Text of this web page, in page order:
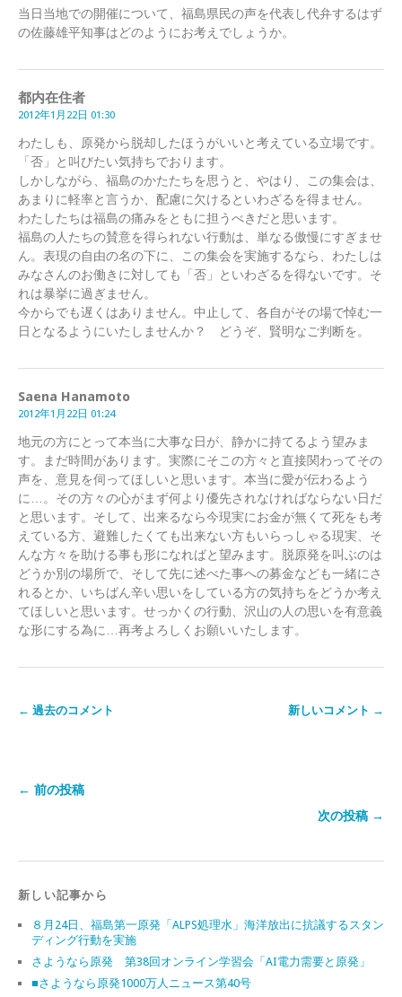
当日当地での開催について、福島県民の声を代表し代弁するはず
の佐藤雄平知事はどのようにお考えでしょうか。
都内在住者
2012年1月22日 01:30
わたしも、原発から脱却したほうがいいと考えている立場です。
「否」と叫びたい気持ちでおります。
しかしながら、福島のかたたちを思うと、やはり、この集会は、
あまりに軽率と言うか、配慮に欠けるといわざるを得ません。
わたしたちは福島の痛みをともに担うべきだと思います。
福島の人たちの賛意を得られない行動は、単なる傲慢にすぎませ
ん。表現の自由の名の下に、この集会を実施するなら、わたしは
みなさんのお働きに対しても「否」といわざるを得ないです。そ
れは暴挙に過ぎません。
今からでも遅くはありません。中止して、各自がその場で悼む一
日となるようにいたしませんか？ どうぞ、賢明なご判断を。
Saena Hanamoto
2012年1月22日 01:24
地元の方にとって本当に大事な日が、静かに持てるよう望みま
す。まだ時間があります。実際にそこの方々と直接関わってその
声を、意見を伺ってほしいと思います。本当に愛が伝わるよう
に…。その方々の心がまず何より優先されなければならない日だ
と思います。そして、出来るなら今現実にお金が無くて死をも考
えている方、避難したくても出来ない方もいらっしゃる現実、そ
んな方々を助ける事も形になればと望みます。脱原発を叫ぶのは
どうか別の場所で、そして先に述べた事への募金なども一緒にさ
れるとか、いちばん辛い思いをしている方の気持ちをどうか考え
てほしいと思います。せっかくの行動、沢山の人の思いを有意義
な形にする為に…再考よろしくお願いいたします。
← 過去のコメント 新しいコメント →
← 前の投稿
次の投稿 →
新しい記事から
８月24日、福島第一原発「ALPS処理水」海洋放出に抗議するスタン
ディング行動を実施
さようなら原発 第38回オンライン学習会「AI電力需要と原発」
■さようなら原発1000万人ニュース第40号